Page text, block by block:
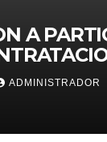
A
DE
ADMINISTRADOR